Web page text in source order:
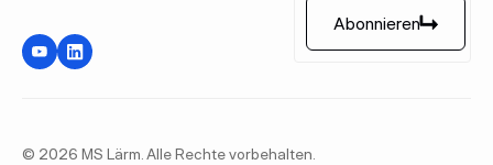
Abonnieren
Abonnieren
© 2026 MS Lärm. Alle Rechte vorbehalten.